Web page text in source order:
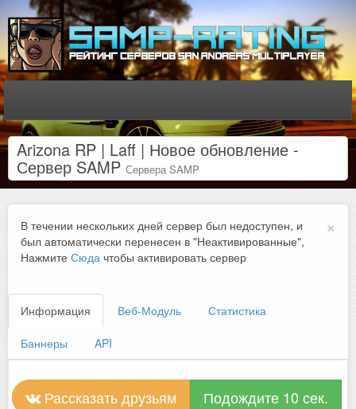
Arizona RP | Laff | Новое обновление -
Сервер SAMP Сервера SAMP
×
В течении нескольких дней сервер был недоступен, и
был автоматически перенесен в "Неактивированные",
Нажмите Сюда чтобы активировать сервер
Информация Веб-Модуль Статистика
Баннеры API
Рассказать друзьям
Подождите 10 сек.